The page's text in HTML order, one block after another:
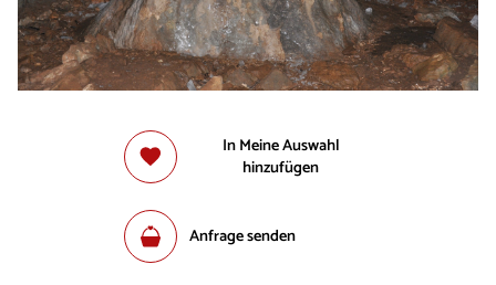
In Meine Auswahl
hinzufügen
Anfrage senden